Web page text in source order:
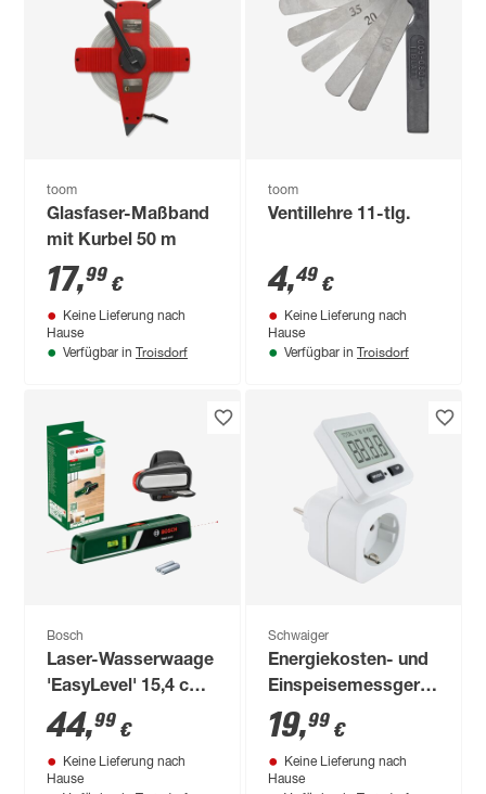
toom
Glasfaser-Maßband
mit Kurbel 50 m
17,99 €
Keine Lieferung nach
Hause
Verfügbar in Troisdorf
toom
Ventillehre 11-tlg.
4,49 €
Keine Lieferung nach
Hause
Verfügbar in Troisdorf
Bosch
Laser-Wasserwaage
'EasyLevel' 15,4 cm
mit Wandhalterung
44,99 €
Keine Lieferung nach
Hause
Schwaiger
Energiekosten- und
Einspeisemessgerät
drehbar eckig
19,99 €
Keine Lieferung nach
Hause